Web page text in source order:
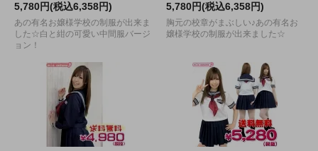
5,780円(税込6,358円)
あの有名お嬢様学校の制服が出来ま
した☆白と紺の可愛い中間服バージ
ョン！
5,780円(税込6,358円)
胸元の校章がまぶしい♪あの有名お
嬢様学校の制服が出来ました☆